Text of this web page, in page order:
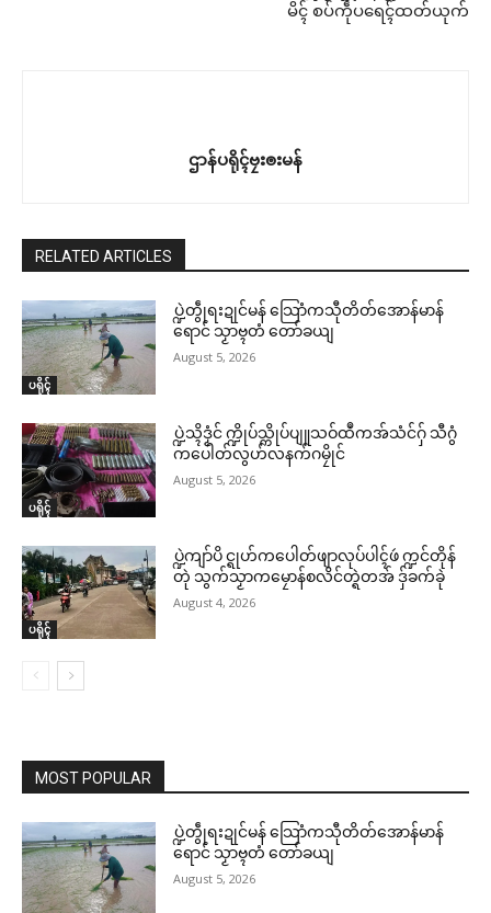
မိၚ် စပ်ကဵုပရေၚ်ထတ်ယုက်
ဌာန်ပရိုၚ်ဗၠးၜးမန်
RELATED ARTICLES
ပရိုၚ်
ပ္ဍဲတွဵုရးဍုင်မန် သြောံကသီုတိတ်အောန်မာန်
ရောင် သၟာဗ္ၚတံ တော်ခယျ
August 5, 2026
ပရိုၚ်
ပ္ဍဲသ္ၚိဒၟံင် က္ဍိုပ်သ္ကိုပ်ပျူသဝ်ထဳကအ်သံင်ဂှ် သီဂွံ
ကပေါတ်လွဟ်လနက်ဂမၠိုင်
August 5, 2026
ပရိုၚ်
ပ္ဍဲကျာ်ပိ င္ရုဟ်ကပေါတ်ဖျာလုပ်ပါၚ်ဖဴ က္ဍင်တိုန်
တုဲ သွက်သၟာကမၠောန်စလိင်တ္ရဲတအ် ဒှ်ခက်ခုဲ
August 4, 2026
MOST POPULAR
ပ္ဍဲတွဵုရးဍုင်မန် သြောံကသီုတိတ်အောန်မာန်
ရောင် သၟာဗ္ၚတံ တော်ခယျ
August 5, 2026